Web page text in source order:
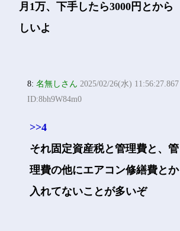
月1万、下手したら3000円とから
しいよ
8:名無しさん 2025/02/26(水) 11:56:27.867
ID:8bh9W84m0
>>4
それ固定資産税と管理費と、管
理費の他にエアコン修繕費とか
入れてないことが多いぞ